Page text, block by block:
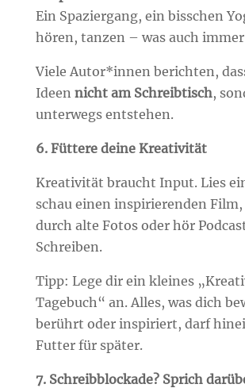
Ein Spaziergang, ein bisschen
hören, tanzen – was auch
Viele Autor*innen berichten,
Ideen nicht am Schreibtisch,
unterwegs entstehen.
6. Füttere deine Kreativität
Kreativität braucht Input. Lies
schau einen inspirierenden
durch alte Fotos oder hör
Schreiben.
Tipp: Lege dir ein kleines
Tagebuch“ an. Alles, was dich
berührt oder inspiriert, darf
Futter für später.
7. Schreibblockade? Sprich